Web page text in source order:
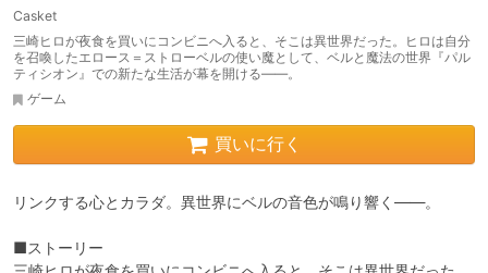
Casket
三崎ヒロが夜食を買いにコンビニへ入ると、そこは異世界だった。ヒロは自分
を召喚したエロース＝ストローベルの使い魔として、ベルと魔法の世界『パル
ティシオン』での新たな生活が幕を開ける――。
ゲーム
買いに行く
リンクする心とカラダ。異世界にベルの音色が鳴り響く――。
■ストーリー